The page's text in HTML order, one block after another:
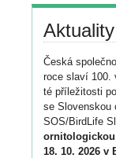
Aktuality
Česká
roce slaví 100.
té příležitosti
se Slovenskou
SOS/BirdLife
ornitologickou
18. 10. 2026 v